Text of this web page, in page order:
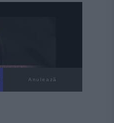
Anulează